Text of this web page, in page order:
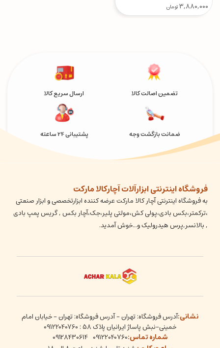
3,880,000تومان
تضمین اصالت کالا ارسال سریع کالا
ضمانت بازگشت وجه پشتیبانی 24 ساعته
فروشگاه اینترنتی ابزارآلات آچارکالا مارکت
به فروشگاه اینترنتی آچار کالا مارکت عرضه کننده ابزارتخصصی و ابزار صنعتی
،ترکمتر،بکس بادی،پولی کش،مولتی پلیر،جک،آچار بکس , گریس پمپ بادی
, بالانسر,پرس هیدرولیک و...خوش آمدید.
نشانی:آدرس فروشگاه: تهران - آدرس فروشگاه: تهران - خیابان امام
خمینی-نبش پاساژ ایرانیان پلاک 58 : 09122040760
شماره تماس:09122040760
09128430614